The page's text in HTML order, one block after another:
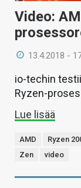
Video:
13.4.2018 -
io-techin
Ryzen-
Lue lisää
AMD Ryzen
Zen
video